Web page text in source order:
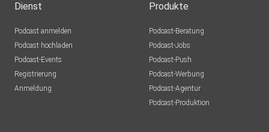
Dienst
Podcast anmelden
Podcast hochladen
Podcast-Events
Registrierung
Anmeldung
Produkte
Podcast-Beratung
Podcast-Jobs
Podcast-Push
Podcast-Werbung
Podcast-Agentur
Podcast-Produktion